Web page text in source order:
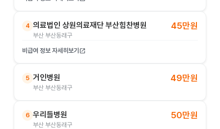
4 의료법인 상원의료재단 부산힘찬병원
부산 부산동래구
45만원
비급여 정보 자세히보기 open_in_new
5 거인병원
부산 부산동래구
49만원
6 우리들병원
부산 부산동래구
50만원